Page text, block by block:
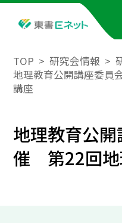
TOP 研究会情報
地理教育公開講座委
講座
地理教育公
催 第22回地